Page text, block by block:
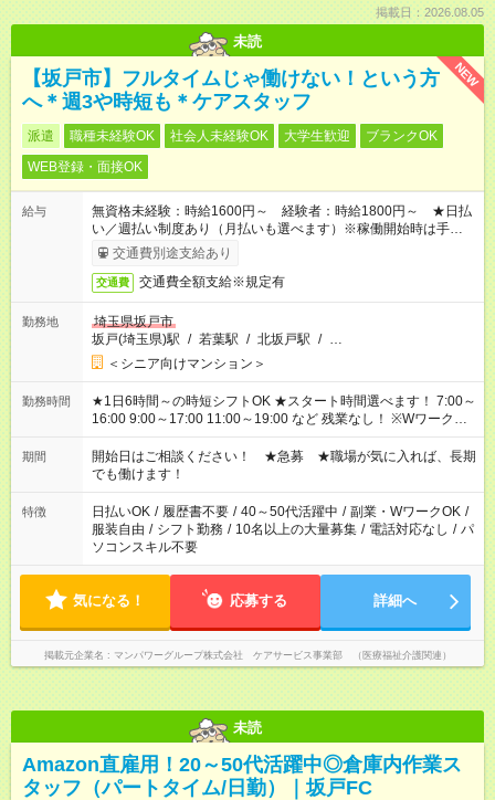
掲載日：2026.08.05
未読
NEW
【坂戸市】フルタイムじゃ働けない！という方
へ＊週3や時短も＊ケアスタッフ
派遣 職種未経験OK 社会人未経験OK 大学生歓迎
ブランクOK
WEB登録・面接OK
給与
無資格未経験：時給1600円～ 経験者：時給1800円～ ★日払
い／週払い制度あり（月払いも選べます）※稼働開始時は手続き
完了次第のお支払いとなります。
交通費別途支給あり
交通費 交通費全額支給※規定有
勤務地
埼玉県坂戸市
坂戸(埼玉県)駅 / 若葉駅 / 北坂戸駅 / …
＜シニア向けマンション＞
勤務時間
★1日6時間～の時短シフトOK ★スタート時間選べます！ 7:00～
16:00 9:00～17:00 11:00～19:00 など 残業なし！ ※Wワークの
場合、他のお仕事と合わせ週40時間超の就業はご案内できませ
ん ※法令に基づき、週20時間以上勤務は社会保険への加入対象
となります ※労働者派遣法（日雇い派遣の原則禁止）により、
短時間・短期間の就業はご案内が難しい場合があります
期間
開始日はご相談ください！ ★急募 ★職場が気に入れば、長期
でも働けます！
特徴 日払いOK / 履歴書不要 / 40～50代活躍中 / 副業・WワークOK /
服装自由 / シフト勤務 / 10名以上の大量募集 / 電話対応なし / パ
ソコンスキル不要
気になる！ 応募する 詳細へ
掲載元企業名 マンパワーグループ株式会社 ケアサービス事業部 （医療福祉介護関連）
未読
Amazon直雇用！20～50代活躍中◎倉庫内作業ス
タッフ（パートタイム/日勤）｜坂戸FC